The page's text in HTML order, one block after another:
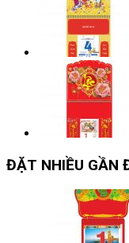
ĐẶT NHIỀU GẦN